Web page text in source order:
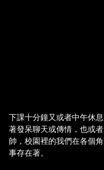
下課十分鐘又或者中午休
著發呆聊天或傳情，也或
帥，校園裡的我們在各個
事存在著。